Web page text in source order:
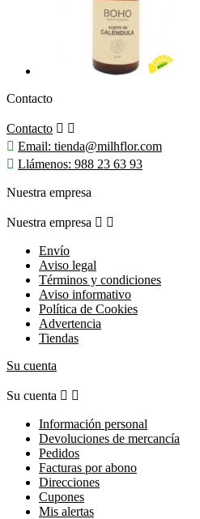
Contacto
Contacto  
 Email: tienda@milhflor.com
 Llámenos: 988 23 63 93
Nuestra empresa
Nuestra empresa  
Envío
Aviso legal
Términos y condiciones
Aviso informativo
Política de Cookies
Advertencia
Tiendas
Su cuenta
Su cuenta  
Información personal
Devoluciones de mercancía
Pedidos
Facturas por abono
Direcciones
Cupones
Mis alertas